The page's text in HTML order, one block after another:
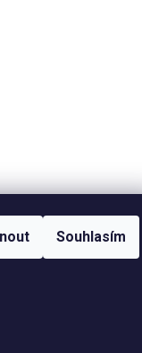
Souhlasím